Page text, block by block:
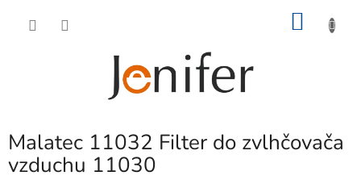
Malatec 11032 Filter do zvlhčovača
vzduchu 11030